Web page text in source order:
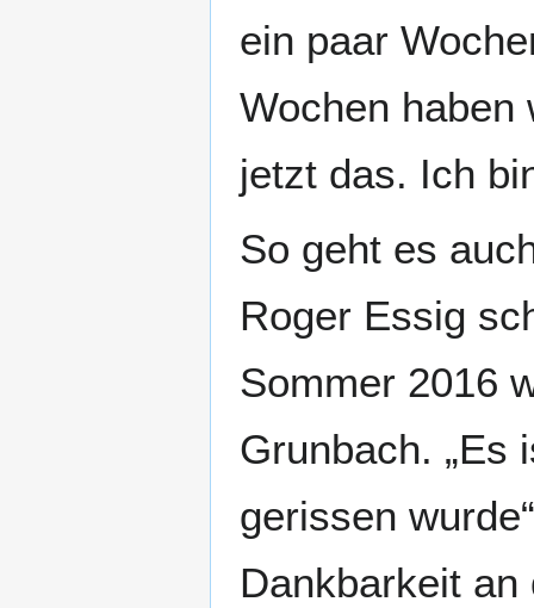
ein paar
Wochen haben
jetzt das. Ich
So geht es
Roger Essig
Sommer 2016
Grunbach. „Es
gerissen
Dankbarkeit an